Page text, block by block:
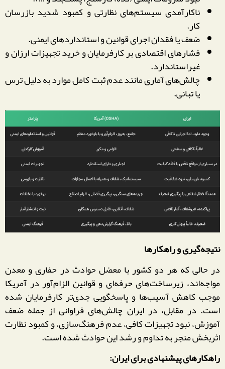
ناکارآمدی سیستم‌های نظارتی و کمبود شدید بازرسان
کار.
ضعف یا فقدان اجرای قوانین و استانداردهای ایمنی.
فشارهای اقتصادی بر کارفرمایان و خرید تجهیزات ارزان و
غیراستاندارد.
چالش‌های آماری مانند عدم ثبت کامل موارد به دلیل ترس
یا تبانی.
نتیجه‌گیری و راهکارها
در حالی که هر دو کشور با معضل حوادث در حفاری و معدن
مواجه‌اند، زیرساخت‌های حرفه‌ای و قوانین الزام‌آور در آمریکا
موجب کاهش آسیب‌ها و پاسخگویی جدی‌تر کارفرمایان شده
است. در مقابل، در ایران چالش‌های فراوانی از جمله ضعف
آموزش، نبود تجهیزات کافی، عدم فرهنگ‌سازی، و کمبود نظارت
اثربخش منجر به تداوم و رشد این حوادث شده است.
راهکارهای پیشنهادی برای ایران: